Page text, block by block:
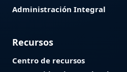
Administración Integral
Recursos
Centro de recursos